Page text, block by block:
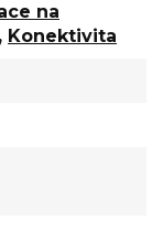
na
, Konektivita